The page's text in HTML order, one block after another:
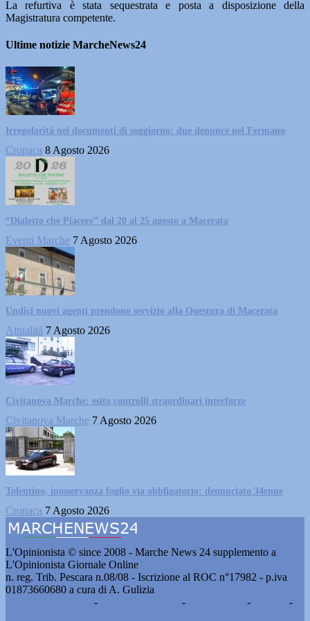
La refurtiva è stata sequestrata e posta a disposizione della
Magistratura competente.
Ultime notizie MarcheNews24
Irregolarità nei documenti di soggiorno: due denunce nel Fermano
Cronaca 8 Agosto 2026
“Dialetto che Piacere” dal 20 al 25 agosto a Macerata
Eventi Marche 7 Agosto 2026
Undici nuovi agenti prendono servizio alla Questura di Macerata
Attualità 7 Agosto 2026
Civitanova Marche: esito controlli straordinari interforze
Civitanova Marche 7 Agosto 2026
Tolentino, inosservanza foglio via obbligatorio: denunciato 34enne
Cronaca 7 Agosto 2026
L'Opinionista © since 2008 - Marche News 24 supplemento a
L'Opinionista Giornale Online
n. reg. Trib. Pescara n.08/08 - Iscrizione al ROC n°17982 - p.iva
01873660680 a cura di A. Gulizia
- - -
-